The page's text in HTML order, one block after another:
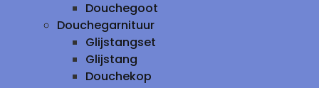
Douchegoot
Douchegarnituur
Glijstangset
Glijstang
Douchekop